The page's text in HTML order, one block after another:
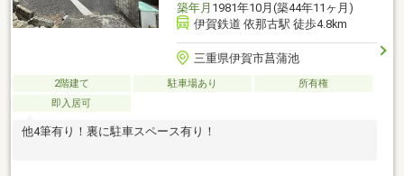
築年月 1981年10月(築44年11ヶ月)
伊賀鉄道 依那古駅 徒歩4.8km
三重県伊賀市菖蒲池
2階建て 駐車場あり
所有権
即入居可
他4筆有り！裏に駐車スペース有り！